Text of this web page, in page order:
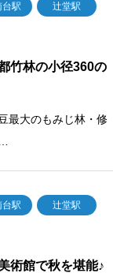
台駅 辻堂駅
竹林の小径360の
最大のもみじ林・修
台駅 辻堂駅
術館で秋を堪能♪